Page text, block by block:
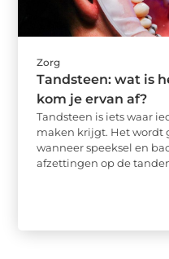
Zorg
Tandsteen: wat is
kom je ervan af?
Tandsteen is iets waar
maken krijgt. Het wordt
wanneer speeksel en
afzettingen op de